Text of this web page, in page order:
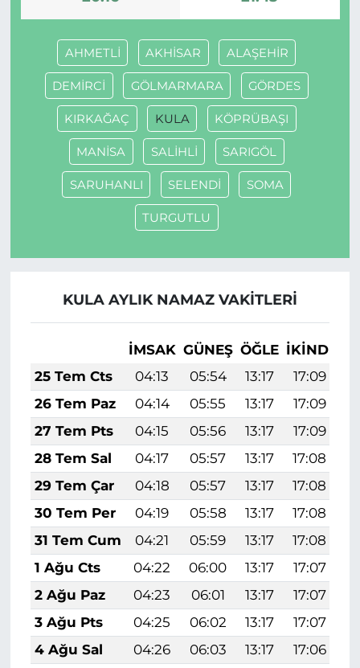
AHMETLİ AKHİSAR ALAŞEHİR
DEMİRCİ GÖLMARMARA GÖRDES
KIRKAĞAÇ KULA KÖPRÜBAŞI
MANİSA SALİHLİ SARIGÖL
SARUHANLI SELENDİ SOMA
TURGUTLU
KULA AYLIK NAMAZ VAKITLERI
İMSAK GÜNEŞ ÖĞLE İKINDI
25 Tem Cts
04:13 05:54 13:17 17:09
26 Tem Paz
04:14 05:55 13:17 17:09
27 Tem Pts
04:15 05:56 13:17 17:09
28 Tem Sal
04:17 05:57 13:17 17:08
29 Tem Çar
04:18 05:57 13:17 17:08
30 Tem Per
04:19 05:58 13:17 17:08
31 Tem Cum
04:21 05:59 13:17 17:08
1 Ağu Cts
04:22 06:00 13:17 17:07
2 Ağu Paz
04:23 06:01 13:17 17:07
3 Ağu Pts
04:25 06:02 13:17 17:07
4 Ağu Sal
04:26 06:03 13:17 17:06